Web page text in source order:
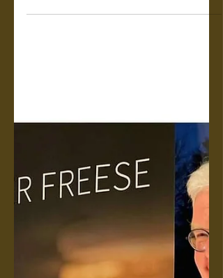
17.November 22. Elisabeth...